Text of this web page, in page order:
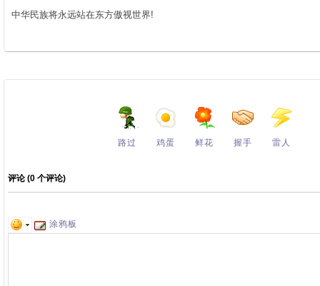
中华民族将永远站在东方傲视世界!
路过 鸡蛋 鲜花 握手 雷人
评论 (0 个评论)
涂鸦板